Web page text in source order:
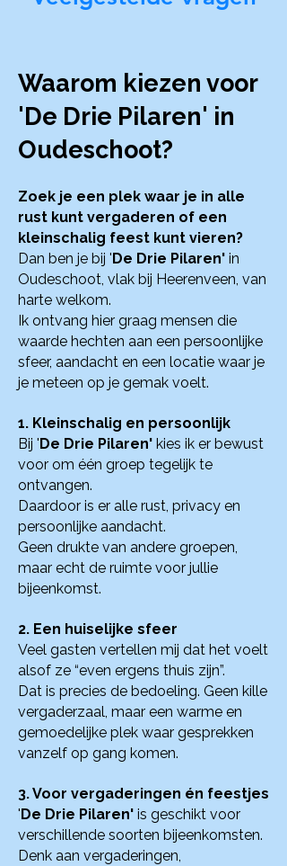
Waarom kiezen voor
'De Drie Pilaren' in
Oudeschoot?
Zoek je een plek waar je in alle
rust kunt vergaderen of een
kleinschalig feest kunt vieren?
Dan ben je bij 'De Drie Pilaren' in
Oudeschoot, vlak bij Heerenveen, van
harte welkom.
Ik ontvang hier graag mensen die
waarde hechten aan een persoonlijke
sfeer, aandacht en een locatie waar je
je meteen op je gemak voelt.
1. Kleinschalig en persoonlijk
Bij 'De Drie Pilaren' kies ik er bewust
voor om één groep tegelijk te
ontvangen.
Daardoor is er alle rust, privacy en
persoonlijke aandacht.
Geen drukte van andere groepen,
maar echt de ruimte voor jullie
bijeenkomst.
2. Een huiselijke sfeer
Veel gasten vertellen mij dat het voelt
alsof ze “even ergens thuis zijn”.
Dat is precies de bedoeling. Geen kille
vergaderzaal, maar een warme en
gemoedelijke plek waar gesprekken
vanzelf op gang komen.
3. Voor vergaderingen én feestjes
'De Drie Pilaren' is geschikt voor
verschillende soorten bijeenkomsten.
Denk aan vergaderingen,